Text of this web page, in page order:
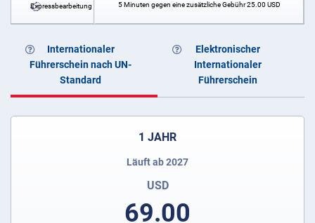
Expressbearbeitung 5 Minuten gegen eine zusätzliche Gebühr25.00 USD
Internationaler
Führerschein nach UN-
Standard
Elektronischer
Internationaler
Führerschein
1 JAHR
Läuft ab 2027
USD
69.00